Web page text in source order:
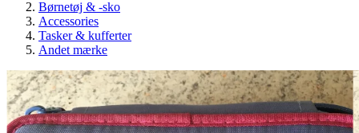
Børnetøj & -sko
Accessories
Tasker & kufferter
Andet mærke